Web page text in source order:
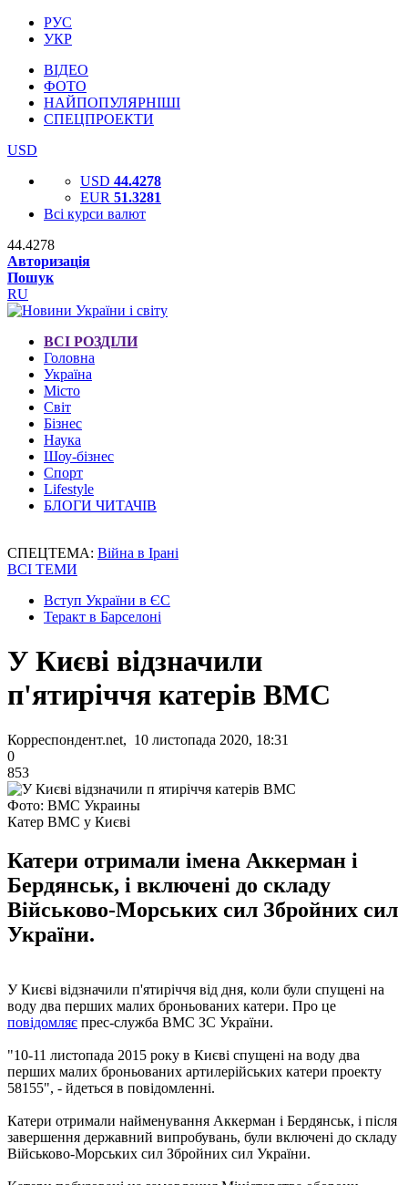
РУС
УКР
ВІДЕО
ФОТО
НАЙПОПУЛЯРНІШІ
СПЕЦПРОЕКТИ
USD
USD 44.4278
EUR 51.3281
Всі курси валют
44.4278
Авторизація
Пошук
RU
ВСІ РОЗДІЛИ
Головна
Україна
Місто
Світ
Бізнес
Наука
Шоу-бізнес
Спорт
Lifestyle
БЛОГИ ЧИТАЧІВ
СПЕЦТЕМА: Війна в Ірані
ВСІ ТЕМИ
Вступ України в ЄС
Теракт в Барселоні
У Києві відзначили
п'ятиріччя катерів ВМС
Корреспондент.net, 10 листопада 2020, 18:31
0
853
Фото: ВМС Украины
Катер ВМС у Києві
Катери отримали імена Аккерман і
Бердянськ, і включені до складу
Військово-Морських сил Збройних сил
України.
У Києві відзначили п'ятиріччя від дня, коли були спущені на
воду два перших малих броньованих катери. Про це
повідомляє прес-служба ВМС ЗС України.
"10-11 листопада 2015 року в Києві спущені на воду два
перших малих броньованих артилерійських катери проекту
58155", - йдеться в повідомленні.
Катери отримали найменування Аккерман і Бердянськ, і після
завершення державний випробувань, були включені до складу
Військово-Морських сил Збройних сил України.